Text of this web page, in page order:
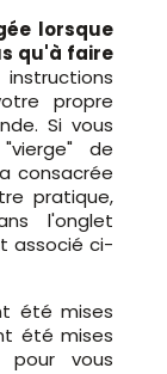
lorsque
qu'à faire
propre
Si vous
de
consacrée
pratique,
l'onglet
associé ci-
été mises
été mises
vous